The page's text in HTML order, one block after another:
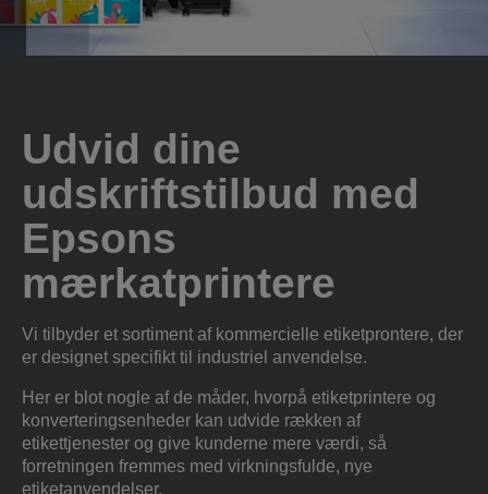
Udvid dine
udskriftstilbud med
Epsons
mærkatprintere
Vi tilbyder et sortiment af kommercielle etiketprontere, der
er designet specifikt til industriel anvendelse.
Her er blot nogle af de måder, hvorpå etiketprintere og
konverteringsenheder kan udvide rækken af
etikettjenester og give kunderne mere værdi, så
forretningen fremmes med virkningsfulde, nye
etiketanvendelser.